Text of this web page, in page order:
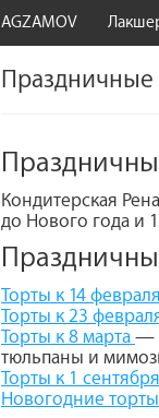
AGZAMOV
Праздничные
Кондитерская
до Нового года и
Торты к 14 февраля
Торты к 23
Торты к 8 марта —
тюльпаны и
Торты к 1 сентября
Новогодние торты